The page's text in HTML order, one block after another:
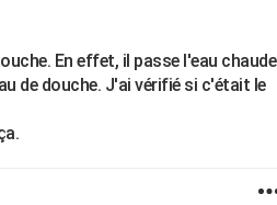
En effet, il passe l'eau chaude
de douche. J'ai vérifié si c'était le